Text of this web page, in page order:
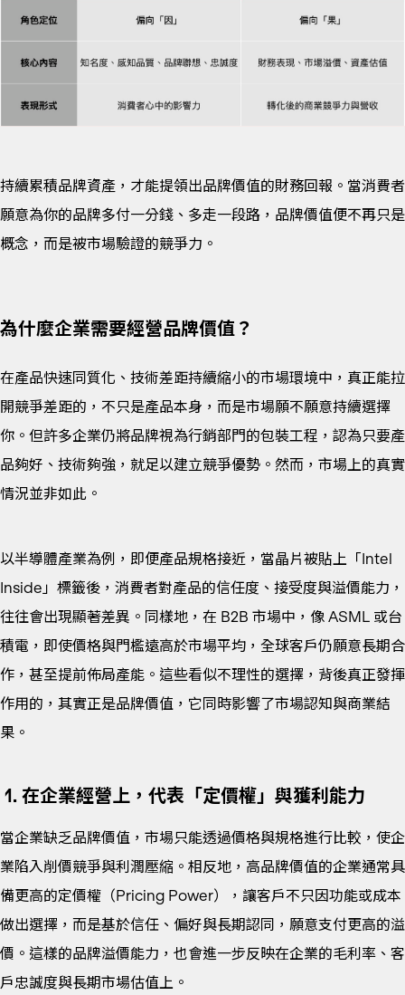
持續累積品牌資產，才能提領出品牌價值的財務回報。當消費者
願意為你的品牌多付一分錢、多走一段路，品牌價值便不再只是
概念，而是被市場驗證的競爭力。
為什麼企業需要經營品牌價值？
在產品快速同質化、技術差距持續縮小的市場環境中，真正能拉
開競爭差距的，不只是產品本身，而是市場願不願意持續選擇
你。但許多企業仍將品牌視為行銷部門的包裝工程，認為只要產
品夠好、技術夠強，就足以建立競爭優勢。然而，市場上的真實
情況並非如此。
以半導體產業為例，即便產品規格接近，當晶片被貼上「Intel
Inside」標籤後，消費者對產品的信任度、接受度與溢價能力，
往往會出現顯著差異。同樣地，在 B2B 市場中，像 ASML 或台
積電，即使價格與門檻遠高於市場平均，全球客戶仍願意長期合
作，甚至提前佈局產能。這些看似不理性的選擇，背後真正發揮
作用的，其實正是品牌價值，它同時影響了市場認知與商業結
果。
1. 在企業經營上，代表「定價權」與獲利能力
當企業缺乏品牌價值，市場只能透過價格與規格進行比較，使企
業陷入削價競爭與利潤壓縮。相反地，高品牌價值的企業通常具
備更高的定價權（Pricing Power），讓客戶不只因功能或成本
做出選擇，而是基於信任、偏好與長期認同，願意支付更高的溢
價。這樣的品牌溢價能力，也會進一步反映在企業的毛利率、客
戶忠誠度與長期市場估值上。